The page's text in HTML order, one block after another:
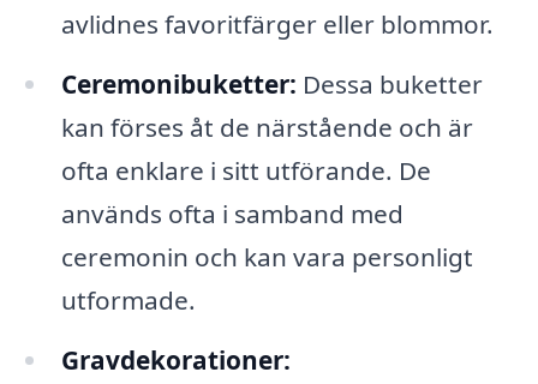
avlidnes favoritfärger eller blommor.
Ceremonibuketter: Dessa buketter
kan förses åt de närstående och är
ofta enklare i sitt utförande. De
används ofta i samband med
ceremonin och kan vara personligt
utformade.
Gravdekorationer: